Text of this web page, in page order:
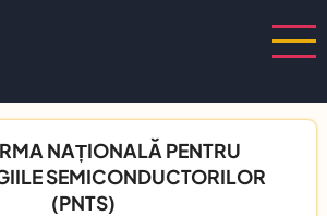
NAȚIONALĂ PENTRU
SEMICONDUCTORILOR
(PNTS)